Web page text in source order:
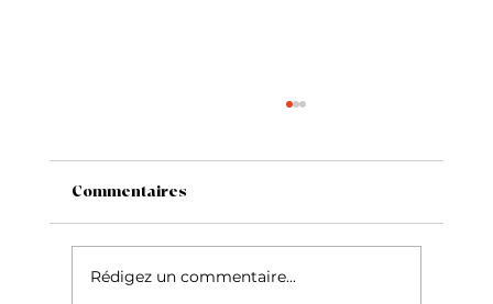
Commentaires
Rédigez un commentaire...